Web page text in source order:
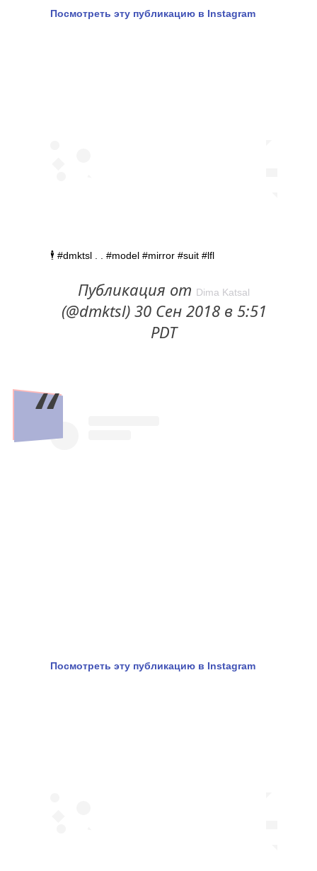
Посмотреть эту публикацию в Instagram
🕴️ #dmktsl . . #model #mirror #suit #lfl
Публикация от Dima Katsal
(@dmktsl) 30 Сен 2018 в 5:51
PDT
Посмотреть эту публикацию в Instagram